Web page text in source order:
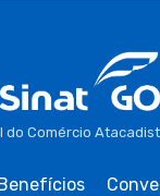
do Comércio